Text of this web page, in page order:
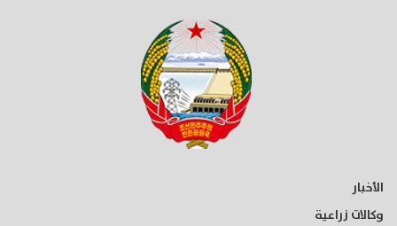
الأخبار
وكالات زراعية